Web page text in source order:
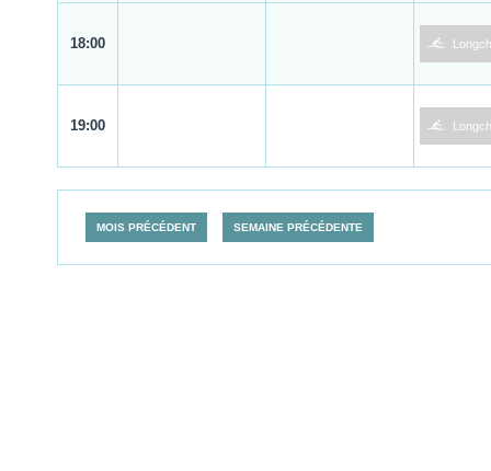
18:00 1
19:00 1
MOIS PRÉCÉDENT SEMAINE PRÉCÉDENTE